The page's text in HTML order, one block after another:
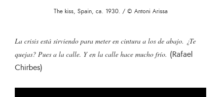
The kiss, Spain, ca. 1930. / © Antoni Arissa
La crisis está sirviendo para meter en cintura a los de abajo. ¿Te
quejas? Pues a la calle. Y en la calle hace mucho frío. (Rafael
Chirbes)